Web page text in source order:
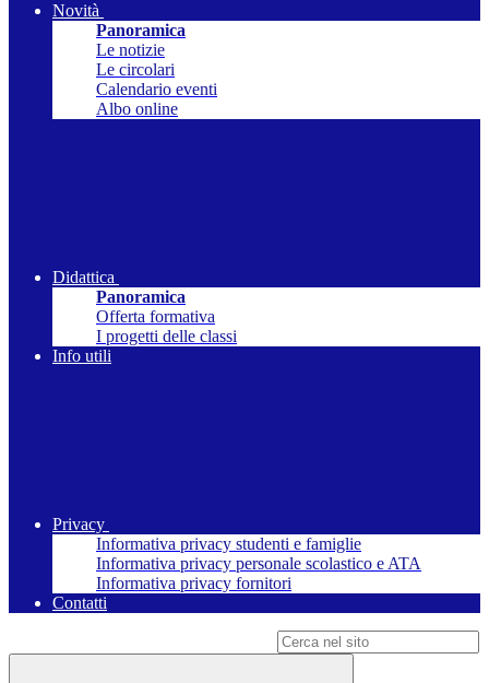
Novità
Panoramica
Le notizie
Le circolari
Calendario eventi
Albo online
Didattica
Panoramica
Offerta formativa
I progetti delle classi
Info utili
Privacy
Informativa privacy studenti e famiglie
Informativa privacy personale scolastico e ATA
Informativa privacy fornitori
Contatti